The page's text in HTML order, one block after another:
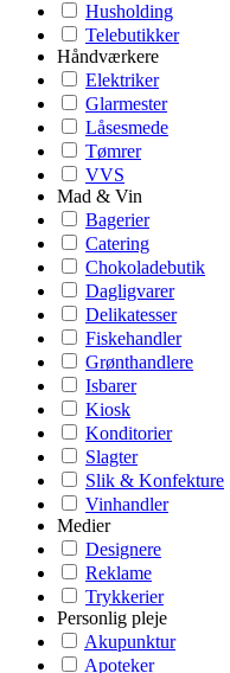
Husholding
Telebutikker
Håndværkere
Elektriker
Glarmester
Låsesmede
Tømrer
VVS
Mad & Vin
Bagerier
Catering
Chokoladebutik
Dagligvarer
Delikatesser
Fiskehandler
Grønthandlere
Isbarer
Kiosk
Konditorier
Slagter
Slik & Konfekture
Vinhandler
Medier
Designere
Reklame
Trykkerier
Personlig pleje
Akupunktur
Apoteker